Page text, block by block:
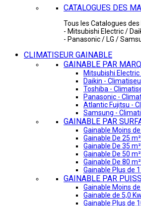
CATALOGUES DES
Tous les Catalogues
- Mitsubishi Electric /
- Panasonic / LG /
CLIMATISEUR GAINABLE
GAINABLE PAR
Mitsubishi
Daikin -
Toshiba -
Panasonic -
Atlantic Fujitsu -
Samsung -
GAINABLE PAR
Gainable Moins
Gainable De 25
Gainable De 35
Gainable De 50
Gainable De 80
Gainable Plus de
GAINABLE PAR
Gainable Moins
Gainable de 5,0
Gainable Plus de